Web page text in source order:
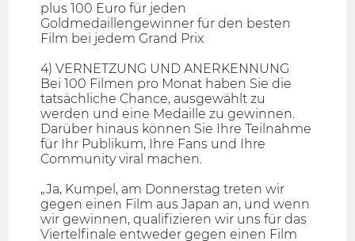
plus 100 Euro für jeden
Goldmedaillengewinner für den besten
Film bei jedem Grand Prix
4) VERNETZUNG UND ANERKENNUNG
Bei 100 Filmen pro Monat haben Sie die
tatsächliche Chance, ausgewählt zu
werden und eine Medaille zu gewinnen.
Darüber hinaus können Sie Ihre Teilnahme
für Ihr Publikum, Ihre Fans und Ihre
Community viral machen.
„Ja, Kumpel, am Donnerstag treten wir
gegen einen Film aus Japan an, und wenn
wir gewinnen, qualifizieren wir uns für das
Viertelfinale entweder gegen einen Film